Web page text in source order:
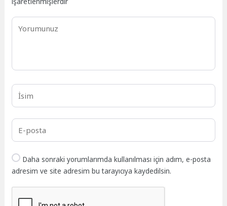
Daha sonraki yorumlarımda kullanılması için adım, e-posta
adresim ve site adresim bu tarayıcıya kaydedilsin.